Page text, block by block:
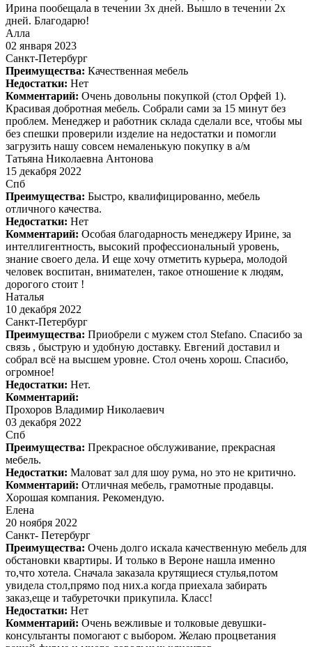
Ирина пообещала в течении 3х дней. Вышло в течении 2х
дней. Благодарю!
Алла
02 января 2023
Санкт-Петербург
Преимущества: Качественная мебель
Недостатки: Нет
Комментарий: Очень довольны покупкой (стол Орфей 1).
Красивая добротная мебель. Собрали сами за 15 минут без
проблем. Менеджер и работник склада сделали все, чтобы мы
без спешки проверили изделие на недостатки и помогли
загрузить нашу совсем немаленькую покупку в а/м
Татьяна Николаевна Антонова
15 декабря 2022
Спб
Преимущества: Быстро, квалифицированно, мебель
отличного качества.
Недостатки: Нет
Комментарий: Особая благодарность менеджеру Ирине, за
интеллигентность, высокий профессиональный уровень,
знание своего дела. И еще хочу отметить курьера, молодой
человек воспитан, внимателен, такое отношение к людям,
дорогого стоит !
Наталья
10 декабря 2022
Санкт-Петербург
Преимущества: Приобрели с мужем стол Stefano. Спасибо за
связь , быструю и удобную доставку. Евгений доставил и
собрал всё на высшем уровне. Стол очень хорош. Спасибо,
огромное!
Недостатки: Нет.
Комментарий:
Прохоров Владимир Николаевич
03 декабря 2022
Спб
Преимущества: Прекрасное обслуживание, прекрасная
мебель.
Недостатки: Маловат зал для шоу рума, но это не критично.
Комментарий: Отличная мебель, грамотные продавцы.
Хорошая компания. Рекомендую.
Елена
20 ноября 2022
Санкт- Петербург
Преимущества: Очень долго искала качественную мебель для
обстановки квартиры. И только в Вероне нашла именно
то,что хотела. Сначала заказала крутящиеся стулья,потом
увидела стол,прямо под них.а когда приехала забирать
заказ,еще и табуреточки прикупила. Класс!
Недостатки: Нет
Комментарий: Очень вежливые и толковые девушки-
консультанты помогают с выбором. Желаю процветания